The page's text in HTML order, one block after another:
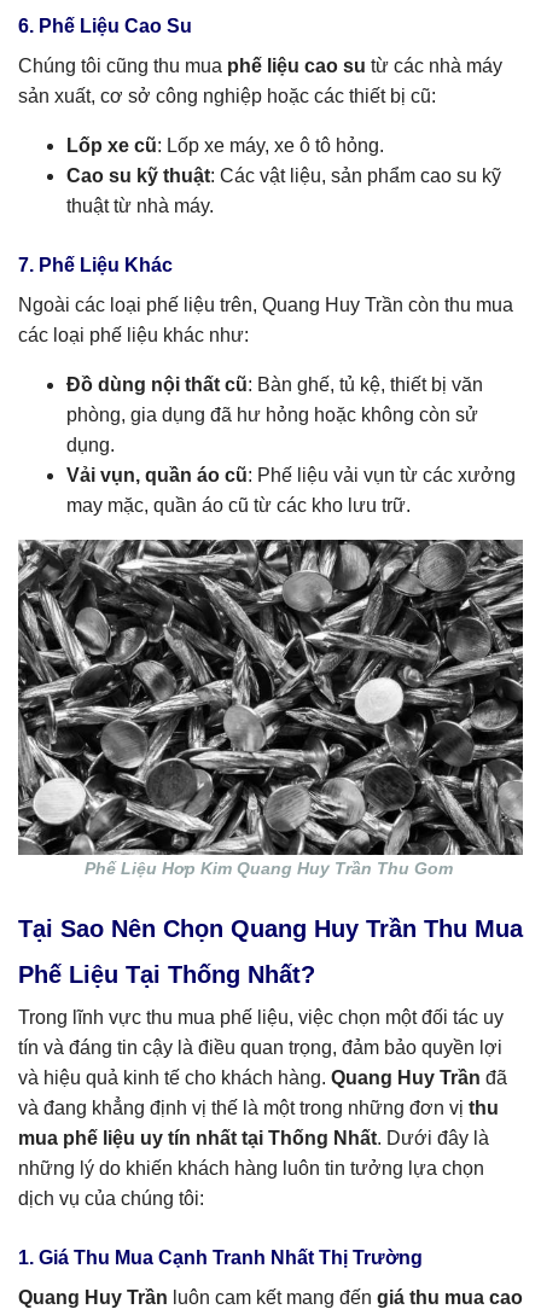
6. Phế Liệu Cao Su
Chúng tôi cũng thu mua phế liệu cao su từ các nhà máy
sản xuất, cơ sở công nghiệp hoặc các thiết bị cũ:
Lốp xe cũ: Lốp xe máy, xe ô tô hỏng.
Cao su kỹ thuật: Các vật liệu, sản phẩm cao su kỹ
thuật từ nhà máy.
7. Phế Liệu Khác
Ngoài các loại phế liệu trên, Quang Huy Trần còn thu mua
các loại phế liệu khác như:
Đồ dùng nội thất cũ: Bàn ghế, tủ kệ, thiết bị văn
phòng, gia dụng đã hư hỏng hoặc không còn sử
dụng.
Vải vụn, quần áo cũ: Phế liệu vải vụn từ các xưởng
may mặc, quần áo cũ từ các kho lưu trữ.
Phế Liệu Hơp Kim Quang Huy Trần Thu Gom
Tại Sao Nên Chọn Quang Huy Trần Thu Mua
Phế Liệu Tại Thống Nhất?
Trong lĩnh vực thu mua phế liệu, việc chọn một đối tác uy
tín và đáng tin cậy là điều quan trọng, đảm bảo quyền lợi
và hiệu quả kinh tế cho khách hàng. Quang Huy Trần đã
và đang khẳng định vị thế là một trong những đơn vị thu
mua phế liệu uy tín nhất tại Thống Nhất. Dưới đây là
những lý do khiến khách hàng luôn tin tưởng lựa chọn
dịch vụ của chúng tôi:
1. Giá Thu Mua Cạnh Tranh Nhất Thị Trường
Quang Huy Trần luôn cam kết mang đến giá thu mua cao